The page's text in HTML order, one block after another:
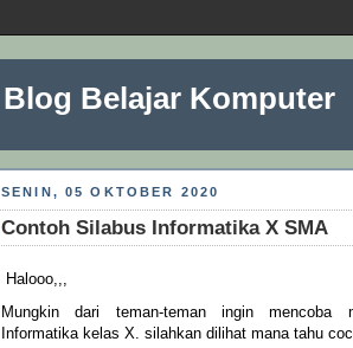
Blog Belajar Komputer
SENIN, 05 OKTOBER 2020
Contoh Silabus Informatika X SMA
Halooo,,,
Mungkin dari teman-teman ingin mencoba
Informatika kelas X. silahkan dilihat mana tahu